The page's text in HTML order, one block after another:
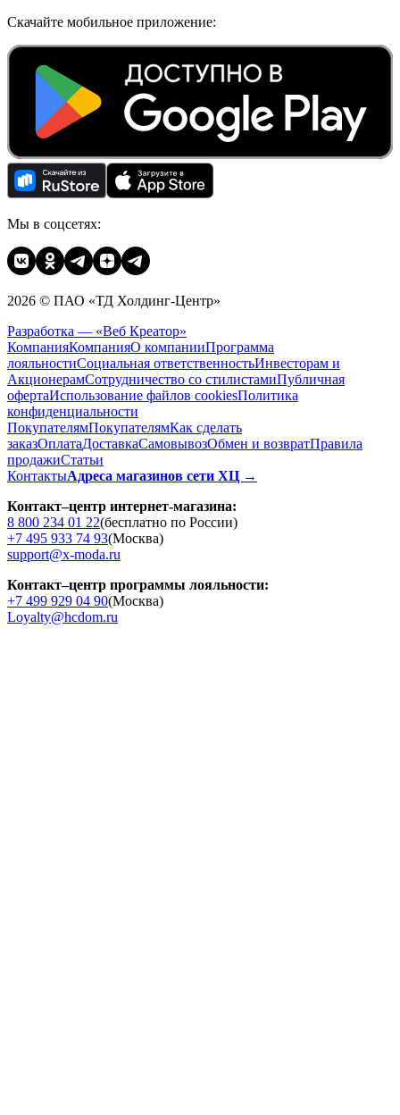
Скачайте мобильное приложение:
Мы в соцсетях:
2026 © ПАО «ТД Холдинг-Центр»
Разработка — «Веб Креатор»
КомпанияКомпанияО компанииПрограмма
лояльностиСоциальная ответственностьИнвесторам и
АкционерамСотрудничество со стилистамиПубличная
офертаИспользование файлов cookiesПолитика
конфиденциальности
ПокупателямПокупателямКак сделать
заказОплатаДоставкаCамовывозОбмен и возвратПравила
продажиСтатьи
КонтактыАдреса магазинов сети ХЦ →
Контакт–центр интернет-магазина:
8 800 234 01 22(бесплатно по России)
+7 495 933 74 93(Москва)
support@x-moda.ru
Контакт–центр программы лояльности:
+7 499 929 04 90(Москва)
Loyalty@hcdom.ru